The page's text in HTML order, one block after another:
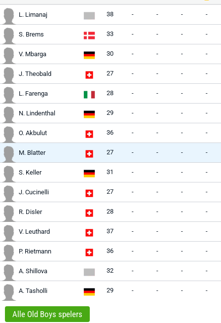
L. Limanaj 38 - - - -
S. Brems 33 - - - -
V. Mbarga 30 - - - -
J. Theobald 27 - - - -
L. Farenga 28 - - - -
N. Lindenthal 29 - - - -
O. Akbulut 36 - - - -
M. Blatter 27 - - - -
S. Keller 31 - - - -
J. Cucinelli 27 - - - -
R. Disler 28 - - - -
V. Leuthard 37 - - - -
P. Rietmann 36 - - - -
A. Shillova 32 - - - -
A. Tasholli 29 - - - -
Alle Old Boys spelers